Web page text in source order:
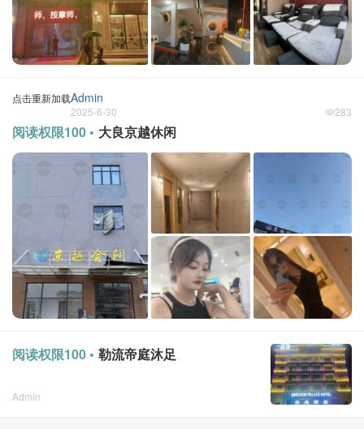
点击重新加载Admin
2025-6-30 283
阅读权限100 • 大良京越休闲
阅读权限100 • 勒流帝庭沐足
Admin